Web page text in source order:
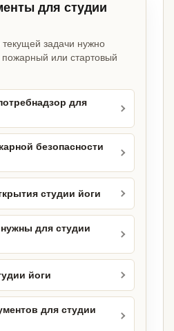
для студии
задачи нужно
или стартовый
для
безопасности
студии йоги
для студии
йоги
для студии